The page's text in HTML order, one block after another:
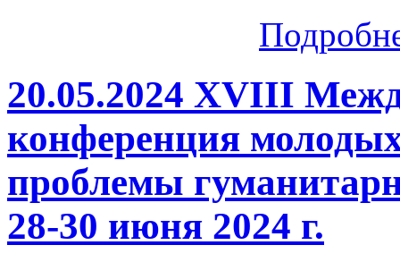
20.05.2024 XVIII
конференция
проблемы
28-30 июня 2024 г.